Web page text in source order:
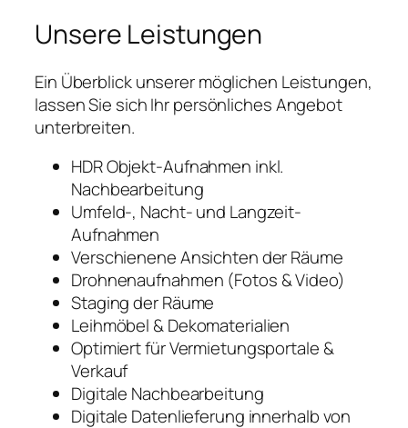
Unsere Leistungen
Ein Überblick unserer möglichen Leistungen,
lassen Sie sich Ihr persönliches Angebot
unterbreiten.
HDR Objekt-Aufnahmen inkl.
Nachbearbeitung
Umfeld-, Nacht- und Langzeit-
Aufnahmen
Verschienene Ansichten der Räume
Drohnenaufnahmen (Fotos & Video)
Staging der Räume
Leihmöbel & Dekomaterialien
Optimiert für Vermietungsportale &
Verkauf
Digitale Nachbearbeitung
Digitale Datenlieferung innerhalb von